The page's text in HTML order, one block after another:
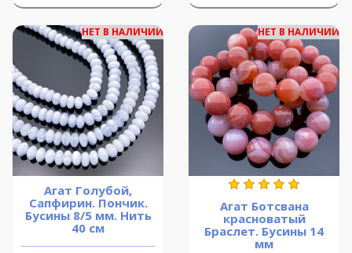
НЕТ В НАЛИЧИИ
Агат Голубой,
Сапфирин. Пончик.
Бусины 8/5 мм. Нить
40 см
НЕТ В НАЛИЧИИ
Агат Ботсвана
красноватый
Браслет. Бусины 14
мм